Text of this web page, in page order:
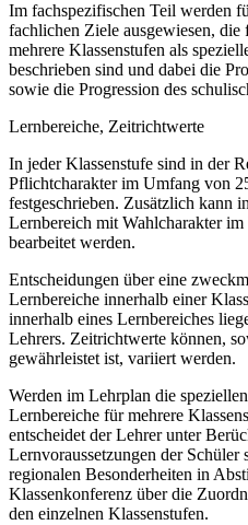
Im fachspezifischen Teil werden
fachlichen Ziele ausgewiesen,
mehrere Klassenstufen als
beschrieben sind und dabei die
sowie die Progression des
Lernbereiche, Zeitrichtwerte
In jeder Klassenstufe sind in der
Pflichtcharakter im Umfang von
festgeschrieben. Zusätzlich kann
Lernbereich mit Wahlcharakter
bearbeitet werden.
Entscheidungen über eine
Lernbereiche innerhalb einer
innerhalb eines Lernbereiches
Lehrers. Zeitrichtwerte können,
gewährleistet ist, variiert werden.
Werden im Lehrplan die
Lernbereiche für mehrere
entscheidet der Lehrer unter
Lernvoraussetzungen der Schüler
regionalen Besonderheiten in
Klassenkonferenz über die
den einzelnen Klassenstufen.